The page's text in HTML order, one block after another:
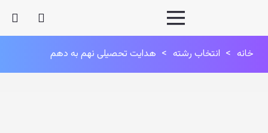
خانه > انتخاب رشته > هدایت تحصیلی نهم به دهم